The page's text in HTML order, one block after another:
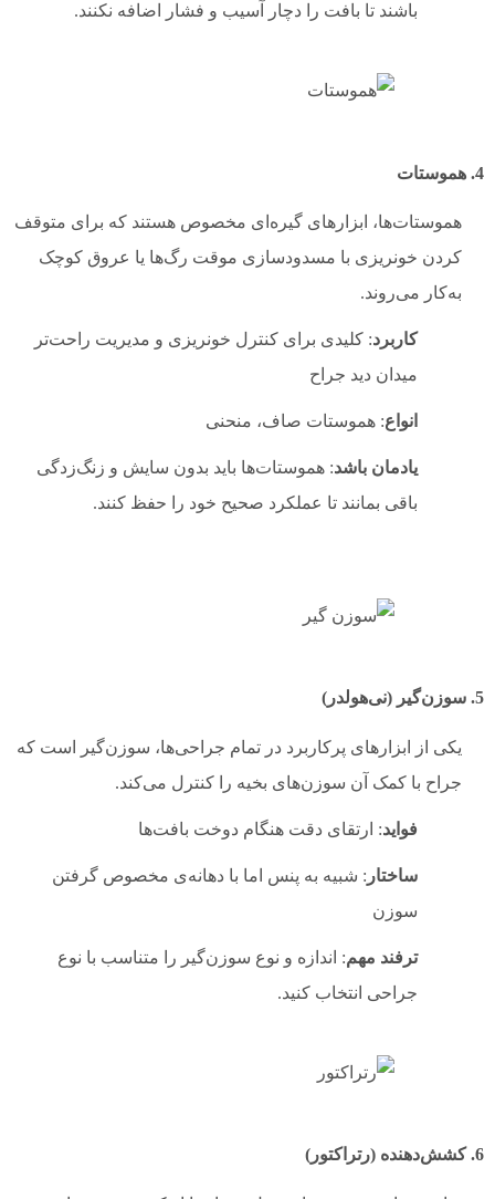
باشند تا بافت را دچار آسیب و فشار اضافه نکنند.
4. هموستات
هموستات‌ها، ابزارهای گیره‌ای مخصوص هستند که برای متوقف
کردن خونریزی با مسدودسازی موقت رگ‌ها یا عروق کوچک
به‌کار می‌روند.
کاربرد: کلیدی برای کنترل خونریزی و مدیریت راحت‌تر
میدان دید جراح
انواع: هموستات صاف، منحنی
یادمان باشد: هموستات‌ها باید بدون سایش و زنگ‌زدگی
باقی بمانند تا عملکرد صحیح خود را حفظ کنند.
5. سوزن‌گیر (نی‌هولدر)
یکی از ابزارهای پرکاربرد در تمام جراحی‌ها، سوزن‌گیر است که
جراح با کمک آن سوزن‌های بخیه را کنترل می‌کند.
فواید: ارتقای دقت هنگام دوخت بافت‌ها
ساختار : شبیه به پنس اما با دهانه‌ی مخصوص گرفتن
سوزن
ترفند مهم: اندازه و نوع سوزن‌گیر را متناسب با نوع
جراحی انتخاب کنید.
6. کشش‌دهنده (رتراکتور)